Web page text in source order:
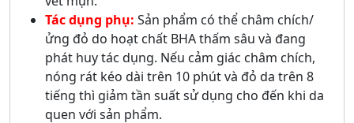
Tác dụng phụ: Sản phẩm có thể châm chích/
ửng đỏ do hoạt chất BHA thấm sâu và đang
phát huy tác dụng. Nếu cảm giác châm chích,
nóng rát kéo dài trên 10 phút và đỏ da trên 8
tiếng thì giảm tần suất sử dụng cho đến khi da
quen với sản phẩm.